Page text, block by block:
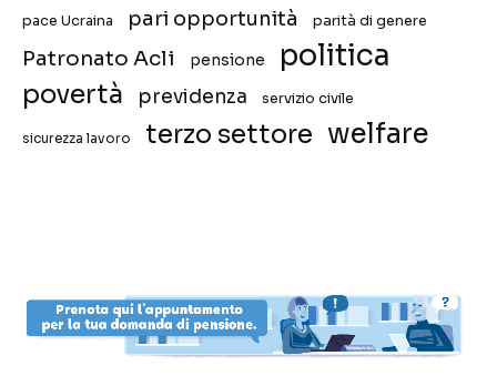
pace Ucraina pari opportunità parità di genere
Patronato Acli pensione politica
povertà previdenza servizio civile
sicurezza lavoro terzo settore welfare